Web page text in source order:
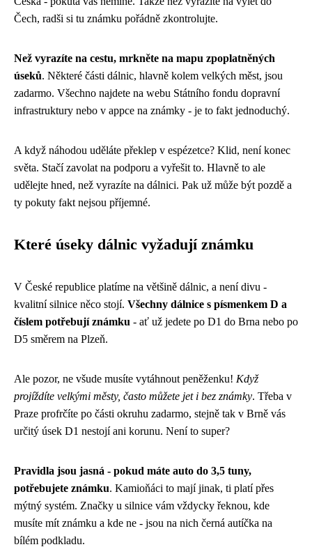
Čech, radši si tu známku pořádně zkontrolujte.
Než vyrazíte na cestu, mrkněte na mapu zpoplatněných
úseků. Některé části dálnic, hlavně kolem velkých měst, jsou
zadarmo. Všechno najdete na webu Státního fondu dopravní
infrastruktury nebo v appce na známky - je to fakt jednoduchý.
A když náhodou uděláte překlep v espézetce? Klid, není konec
světa. Stačí zavolat na podporu a vyřešit to. Hlavně to ale
udělejte hned, než vyrazíte na dálnici. Pak už může být pozdě a
ty pokuty fakt nejsou příjemné.
Které úseky dálnic vyžadují známku
V České republice platíme na většině dálnic, a není divu -
kvalitní silnice něco stojí. Všechny dálnice s písmenkem D a
číslem potřebují známku - ať už jedete po D1 do Brna nebo po
D5 směrem na Plzeň.
Ale pozor, ne všude musíte vytáhnout peněženku! Když
projíždíte velkými městy, často můžete jet i bez známky. Třeba v
Praze profrčíte po části okruhu zadarmo, stejně tak v Brně vás
určitý úsek D1 nestojí ani korunu. Není to super?
Pravidla jsou jasná - pokud máte auto do 3,5 tuny,
potřebujete známku. Kamioňáci to mají jinak, ti platí přes
mýtný systém. Značky u silnice vám vždycky řeknou, kde
musíte mít známku a kde ne - jsou na nich černá autíčka na
bílém podkladu.